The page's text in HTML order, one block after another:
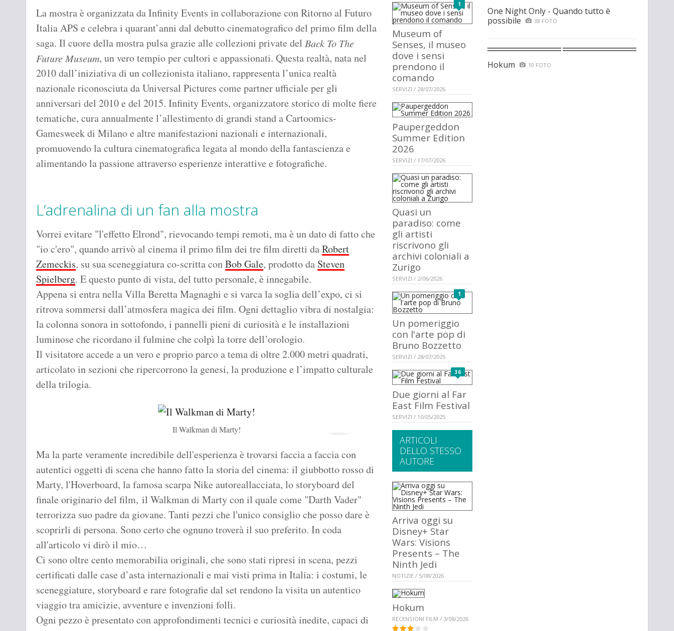
La mostra è organizzata da Infinity Events in collaborazione con Ritorno al Futuro
Italia APS e celebra i quarant’anni dal debutto cinematografico del primo film della
saga. Il cuore della mostra pulsa grazie alle collezioni private del Back To The
Future Museum, un vero tempio per cultori e appassionati. Questa realtà, nata nel
2010 dall’iniziativa di un collezionista italiano, rappresenta l’unica realtà
nazionale riconosciuta da Universal Pictures come partner ufficiale per gli
anniversari del 2010 e del 2015. Infinity Events, organizzatore storico di molte fiere
tematiche, cura annualmente l’allestimento di grandi stand a Cartoomics-
Gamesweek di Milano e altre manifestazioni nazionali e internazionali,
promuovendo la cultura cinematografica legata al mondo della fantascienza e
alimentando la passione attraverso esperienze interattive e fotografiche.
L’adrenalina di un fan alla mostra
Vorrei evitare "l'effetto Elrond", rievocando tempi remoti, ma è un dato di fatto che
"io c'ero", quando arrivò al cinema il primo film dei tre film diretti daRobert
Zemeckis, su sua sceneggiatura co-scritta conBob Gale, prodotto da Steven
Spielberg. E questo punto di vista, del tutto personale, è innegabile.
Appena si entra nella Villa Beretta Magnaghi e si varca la soglia dell’expo, ci si
ritrova sommersi dall’atmosfera magica dei film. Ogni dettaglio vibra di nostalgia:
la colonna sonora in sottofondo, i pannelli pieni di curiosità e le installazioni
luminose che ricordano il fulmine che colpì la torre dell’orologio.
Il visitatore accede a un vero e proprio parco a tema di oltre 2.000 metri quadrati,
articolato in sezioni che ripercorrono la genesi, la produzione e l’impatto culturale
della trilogia.
Il Walkman di Marty!
Ma la parte veramente incredibile dell'esperienza è trovarsi faccia a faccia con
autentici oggetti di scena che hanno fatto la storia del cinema: il giubbotto rosso di
Marty, l'Hoverboard, la famosa scarpa Nike autoreallacciata, lo storyboard del
finale originario del film, il Walkman di Marty con il quale come "Darth Vader"
terrorizza suo padre da giovane. Tanti pezzi che l'unico consiglio che posso dare è
scoprirli di persona. Sono certo che ognuno troverà il suo preferito. In coda
all'articolo vi dirò il mio…
Ci sono oltre cento memorabilia originali, che sono stati ripresi in scena, pezzi
certificati dalle case d’asta internazionali e mai visti prima in Italia: i costumi, le
sceneggiature, storyboard e rare fotografie dal set rendono la visita un autentico
viaggio tra amicizie, avventure e invenzioni folli.
Ogni pezzo è presentato con approfondimenti tecnici e curiosità inedite, capaci di
1
Museum of
Senses, il museo
dove i sensi
prendono il
comando
SERVIZI / 28/07/2026
Paupergeddon
Summer Edition
2026
SERVIZI / 17/07/2026
Quasi un
paradiso: come
gli artisti
riscrivono gli
archivi coloniali a
Zurigo
SERVIZI / 2/06/2026
1
Un pomeriggio
con l'arte pop di
Bruno Bozzetto
SERVIZI / 28/07/2025
36
Due giorni al Far
East Film Festival
SERVIZI / 10/05/2025
ARTICOLI
DELLO STESSO
AUTORE
Arriva oggi su
Disney+ Star
Wars: Visions
Presents – The
Ninth Jedi
NOTIZIE / 5/08/2026
Hokum
RECENSIONI FILM / 3/08/2026
One Night Only - Quando tutto è
possibile
38 FOTO
Hokum 10 FOTO